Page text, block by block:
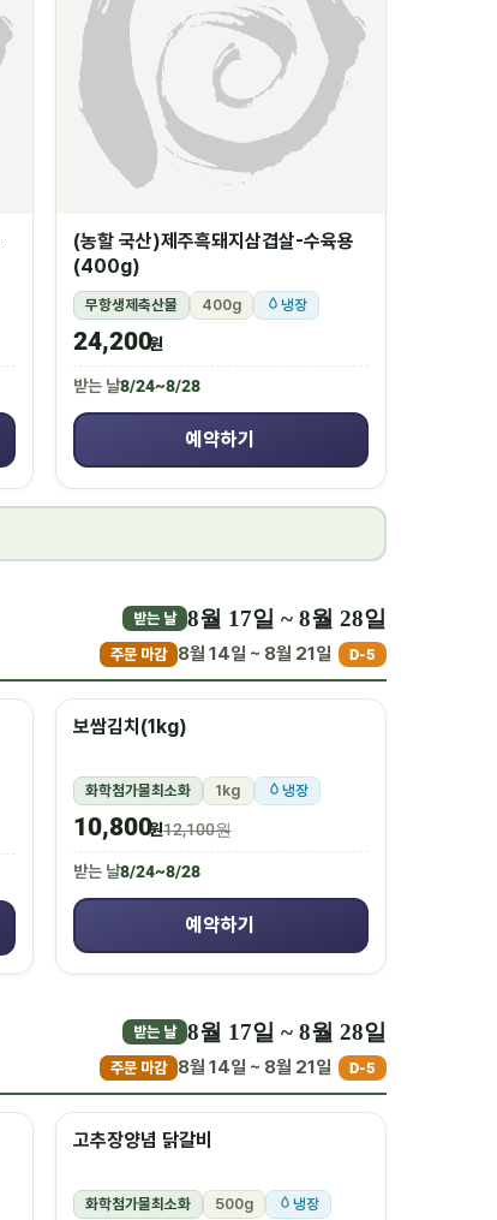
(농할 국산)제주흑돼지삼겹살-수육용
(400g)
무항생제축산물 400g 냉장
24,200원
받는 날8/24~8/28
예약하기
받는 날 8월 17일 ~ 8월 28일
주문 마감 8월 14일 ~ 8월 21일 D-5
보쌈김치(1kg)
10,800
받는 날8/24~8/28